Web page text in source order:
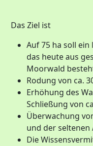
Das Ziel ist
Auf 75 ha soll
das heute aus
Moorwald
Rodung von ca.
Erhöhung des
Schließung von
Überwachung
und der seltenen
Die